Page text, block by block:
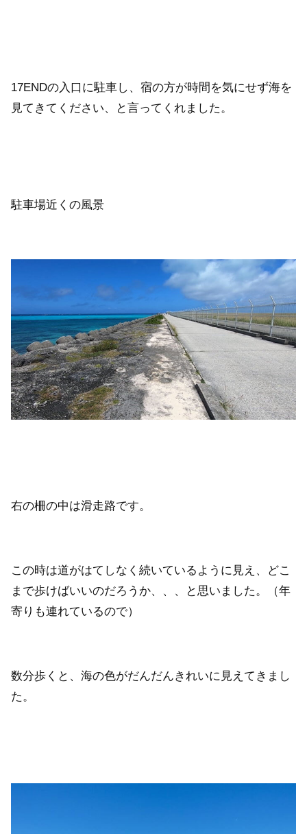
17ENDの入口に駐車し、宿の方が時間を気にせず海を
見てきてください、と言ってくれました。
駐車場近くの風景
右の柵の中は滑走路です。
この時は道がはてしなく続いているように見え、どこ
まで歩けばいいのだろうか、、、と思いました。（年
寄りも連れているので）
数分歩くと、海の色がだんだんきれいに見えてきまし
た。